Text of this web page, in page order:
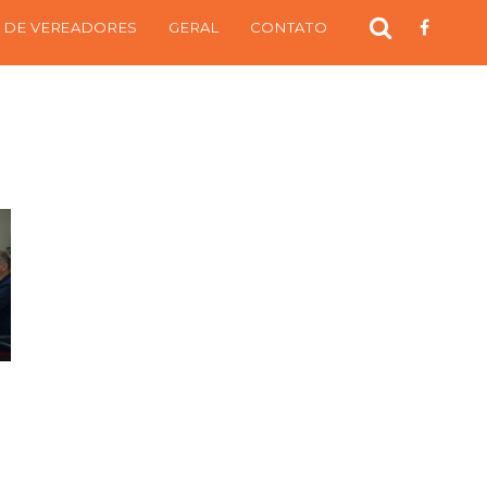
VEREADORES GERAL CONTATO